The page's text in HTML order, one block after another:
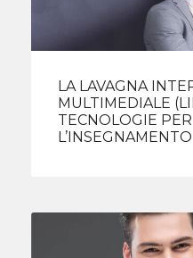
LA LAVAGNA
MULTIMEDIALE
TECNOLOGIE PER
L’INSEGNAMENTO